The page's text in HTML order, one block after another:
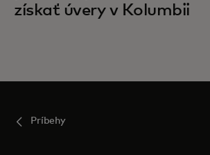
získať úvery v Kolumbii
Príbehy